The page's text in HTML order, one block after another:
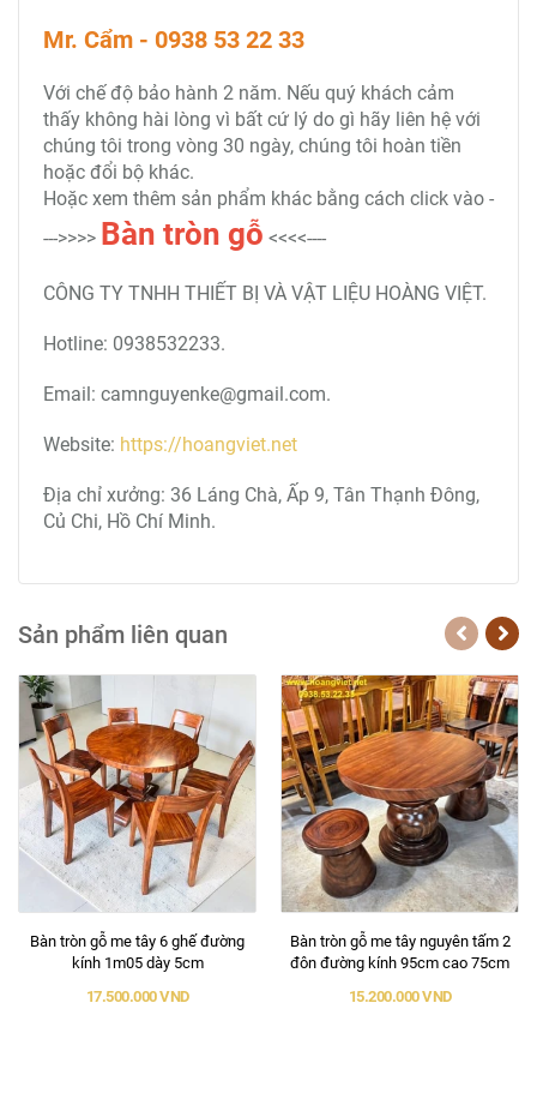
Mr. Cẩm - 0938 53 22 33
Với chế độ bảo hành 2 năm. Nếu quý khách cảm
thấy không hài lòng vì bất cứ lý do gì hãy liên hệ với
chúng tôi trong vòng 30 ngày, chúng tôi hoàn tiền
hoặc đổi bộ khác.
Hoặc xem thêm sản phẩm khác bằng cách click vào -
--->>>> Bàn tròn gỗ <<<<----
CÔNG TY TNHH THIẾT BỊ VÀ VẬT LIỆU HOÀNG VIỆT.
Hotline: 0938532233.
Email: camnguyenke@gmail.com.
Website: https://hoangviet.net
Địa chỉ xưởng: 36 Láng Chà, Ấp 9, Tân Thạnh Đông,
Củ Chi, Hồ Chí Minh.
Sản phẩm liên quan
Bàn tròn gỗ me tây 6 ghế đường
kính 1m05 dày 5cm
17.500.000 VND
Bàn tròn gỗ me tây nguyên tấm 2
đôn đường kính 95cm cao 75cm
15.200.000 VND